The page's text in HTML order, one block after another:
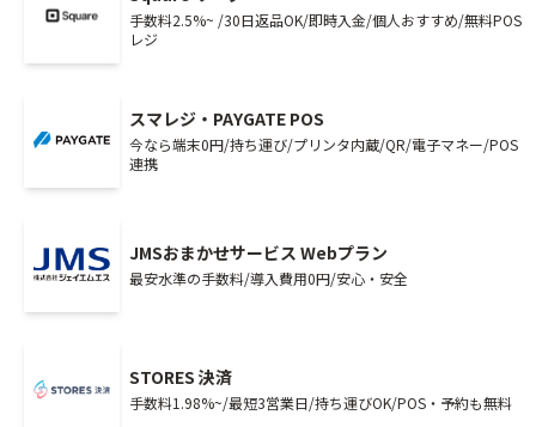
手数料2.5%~ /30日返品OK/即時入金/個人おすすめ/無料POS
レジ
スマレジ・PAYGATE POS
今なら端末0円/持ち運び/プリンタ内蔵/QR/電子マネー/POS
連携
JMSおまかせサービス Webプラン
最安水準の手数料/導入費用0円/安心・安全
STORES 決済
手数料1.98%~/最短3営業日/持ち運びOK/POS・予約も無料